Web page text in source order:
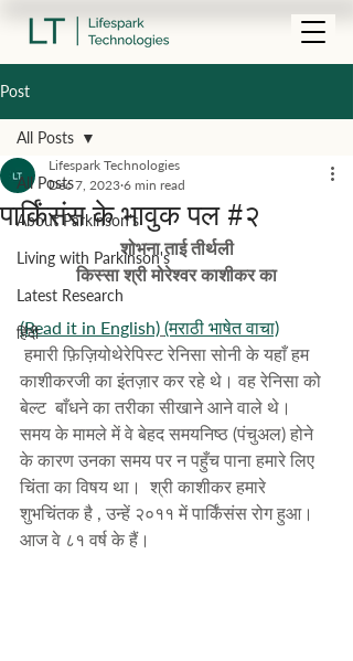
Post
All Posts
About Parkinson's
Living with Parkinson's
Latest Research
हिंदी
All Posts
पार्किंसंस के भावुक पल #२
Lifespark Technologies
Dec 7, 2023 6 min read
शोभना ताई तीर्थली
किस्सा श्री मोरेश्वर काशीकर का
(Read it in English) (मराठी भाषेत वाचा)
काशीकरजी का इंतज़ार कर रहे थे। वह रेनिसा को
बेल्ट  बाँधने का तरीका सीखाने आने वाले थे।
समय के मामले में वे बेहद समयनिष्ठ (पंचुअल) होने
के कारण उनका समय पर न पहुँच पाना हमारे लिए
चिंता का विषय था।  श्री काशीकर हमारे
शुभचिंतक है , उन्हें २०११ में पार्किंसंस रोग हुआ।
आज वे ८१ वर्ष के हैं।